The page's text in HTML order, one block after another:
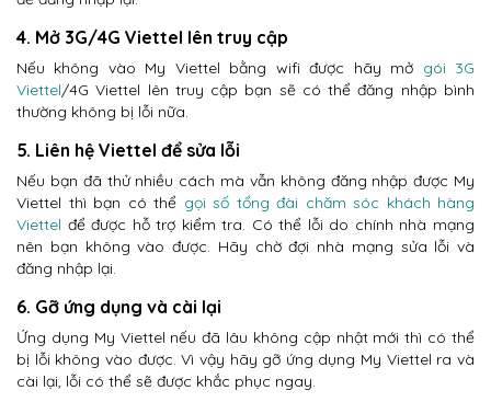
4. Mở 3G/4G Viettel lên truy cập
Nếu không vào My Viettel bằng wifi được hãy mở gói 3G
Viettel/4G Viettel lên truy cập bạn sẽ có thể đăng nhập bình
thường không bị lỗi nữa.
5. Liên hệ Viettel để sửa lỗi
Nếu bạn đã thử nhiều cách mà vẫn không đăng nhập được My
Viettel thì bạn có thể gọi số tổng đài chăm sóc khách hàng
Viettel để được hỗ trợ kiểm tra. Có thể lỗi do chính nhà mạng
nên bạn không vào được. Hãy chờ đợi nhà mạng sửa lỗi và
đăng nhập lại.
6. Gỡ ứng dụng và cài lại
Ứng dụng My Viettel nếu đã lâu không cập nhật mới thì có thể
bị lỗi không vào được. Vì vậy hãy gỡ ứng dụng My Viettel ra và
cài lại, lỗi có thể sẽ được khắc phục ngay.